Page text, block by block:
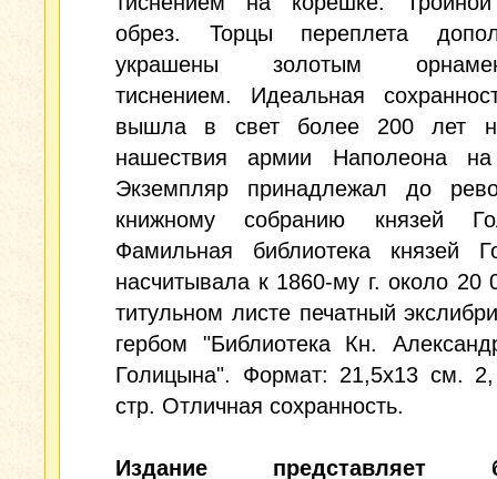
обрез. Торцы переплета
украшены золотым
тиснением. Идеальная
вышла в свет более 200 лет
нашествия армии Наполеона
Экземпляр принадлежал до
книжному собранию князей
Фамильная библиотека князей
насчитывала к 1860-му г. около 20
титульном листе печатный
гербом "Библиотека Кн.
Голицына". Формат: 21,5x13 см.
стр. Отличная сохранность.
Издание представляет